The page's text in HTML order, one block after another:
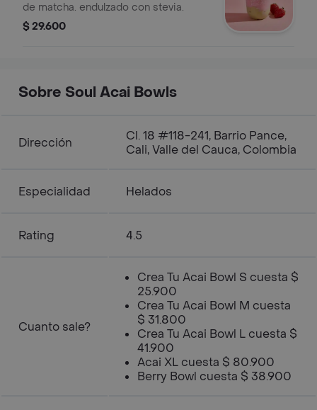
de matcha. endulzado con stevia.
$ 29.600
Sobre Soul Acai Bowls
Dirección
Cl. 18 #118-241, Barrio Pance,
Cali, Valle del Cauca, Colombia
Especialidad Helados
Rating 4.5
Cuanto sale?
Crea Tu Acai Bowl S cuesta $
25.900
Crea Tu Acai Bowl M cuesta
$ 31.800
Crea Tu Acai Bowl L cuesta $
41.900
Acai XL cuesta $ 80.900
Berry Bowl cuesta $ 38.900